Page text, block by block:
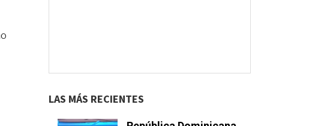
LAS MÁS RECIENTES